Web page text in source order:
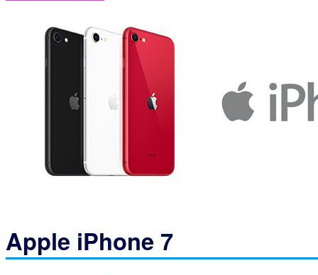
Apple iPhone 7